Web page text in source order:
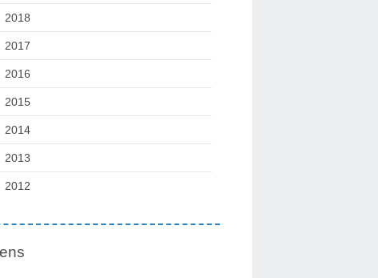
2018
2017
2016
2015
2014
2013
2012